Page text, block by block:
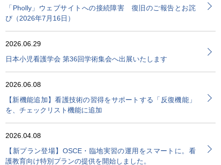
「Pholly」ウェブサイトへの接続障害 復旧のご報告とお詫
び（2026年7月16日）
2026.06.29
日本小児看護学会 第36回学術集会へ出展いたします
2026.06.08
【新機能追加】看護技術の習得をサポートする「反復機能」
を、チェックリスト機能に追加
2026.04.08
【新プラン登場】OSCE・臨地実習の運用をスマートに。看
護教育向け特別プランの提供を開始しました。